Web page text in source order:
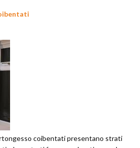
coibentati presentano strati